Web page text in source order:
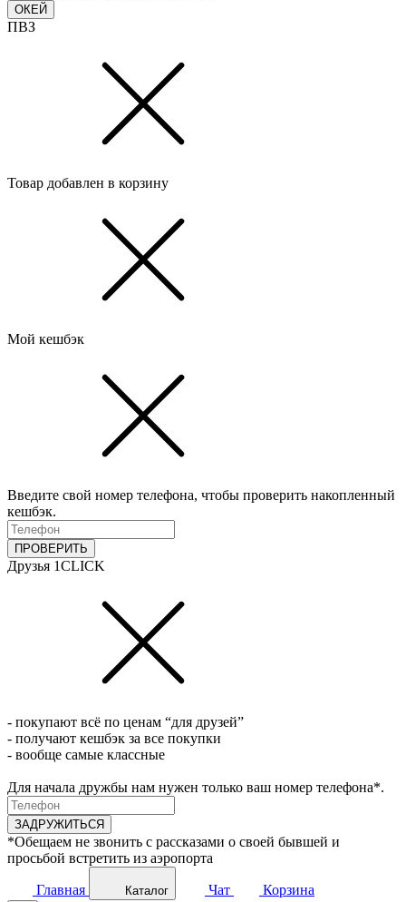
ОКЕЙ
ПВЗ
Товар добавлен в корзину
Мой кешбэк
Введите свой номер телефона, чтобы проверить накопленный
кешбэк.
ПРОВЕРИТЬ
Друзья 1CLICK
- покупают всё по ценам “для друзей”
- получают кешбэк за все покупки
- вообще самые классные
Для начала дружбы нам нужен только ваш номер телефона*.
ЗАДРУЖИТЬСЯ
*Обещаем не звонить с рассказами о своей бывшей и
просьбой встретить из аэропорта
Главная Каталог Чат Корзина